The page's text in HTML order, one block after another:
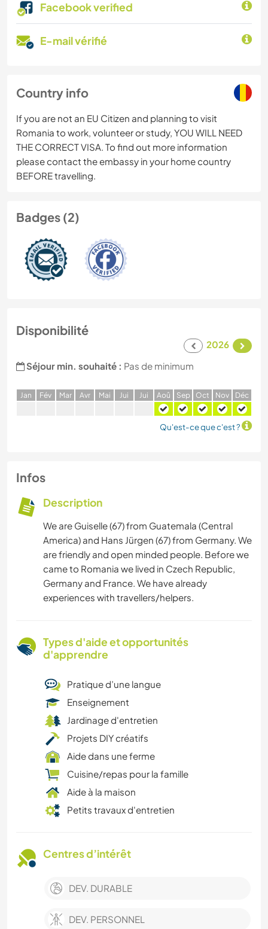
Facebook verified
E-mail vérifié
Country info
If you are not an EU Citizen and planning to visit
Romania to work, volunteer or study, YOU WILL NEED
THE CORRECT VISA. To find out more information
please contact the embassy in your home country
BEFORE travelling.
Badges (2)
Disponibilité
2026
Séjour min. souhaité : Pas de minimum
Jan Fév Mar Avr Mai Jui Jui Aoû Sep Oct Nov Déc
Qu'est-ce que c'est ?
Infos
Description
We are Guiselle (67) from Guatemala (Central
America) and Hans Jürgen (67) from Germany. We
are friendly and open minded people. Before we
came to Romania we lived in Czech Republic,
Germany and France. We have already
experiences with travellers/helpers.
Types d'aide et opportunités
d'apprendre
Pratique d’une langue
Enseignement
Jardinage d'entretien
Projets DIY créatifs
Aide dans une ferme
Cuisine/repas pour la famille
Aide à la maison
Petits travaux d'entretien
Centres d’intérêt
DEV. DURABLE
DEV. PERSONNEL